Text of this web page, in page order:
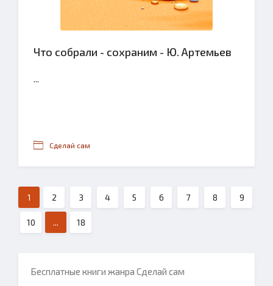
Что собрали - сохраним - Ю. Артемьев
...
Сделай сам
1 2 3 4 5 6 7 8 9
10 ... 18
Бесплатные книги жанра Сделай сам